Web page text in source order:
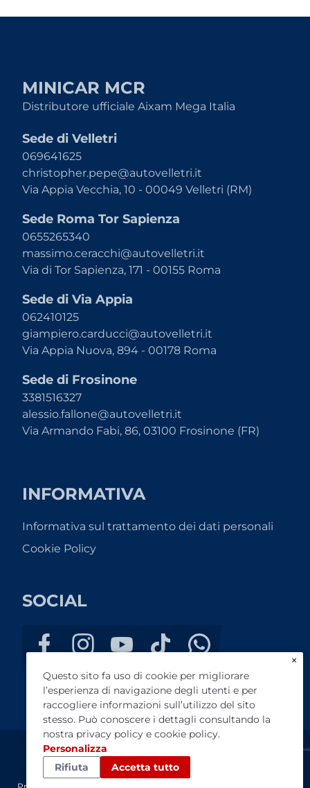
Preventivo
MINICAR MCR
Distributore ufficiale Aixam Mega Italia
Sede di Velletri
069641625
christopher.pepe@autovelletri.it
Via Appia Vecchia, 10 - 00049 Velletri (RM)
Sede Roma Tor Sapienza
0655265340
massimo.ceracchi@autovelletri.it
Via di Tor Sapienza, 171 - 00155 Roma
Sede di Via Appia
062410125
giampiero.carducci@autovelletri.it
Via Appia Nuova, 894 - 00178 Roma
Sede di Frosinone
3381516327
alessio.fallone@autovelletri.it
Via Armando Fabi, 86, 03100 Frosinone (FR)
INFORMATIVA
Informativa sul trattamento dei dati personali
Cookie Policy
SOCIAL
Autovelletri s.r.l. - P.I. 01336661002 - Capitale Sociale
€50.000,00.
×
Questo sito fa uso di cookie per migliorare
l’esperienza di navigazione degli utenti e per
raccogliere informazioni sull’utilizzo del sito
stesso. Può conoscere i dettagli consultando la
nostra privacy policy e cookie policy.
Personalizza
Rifiuta
Accetta tutto